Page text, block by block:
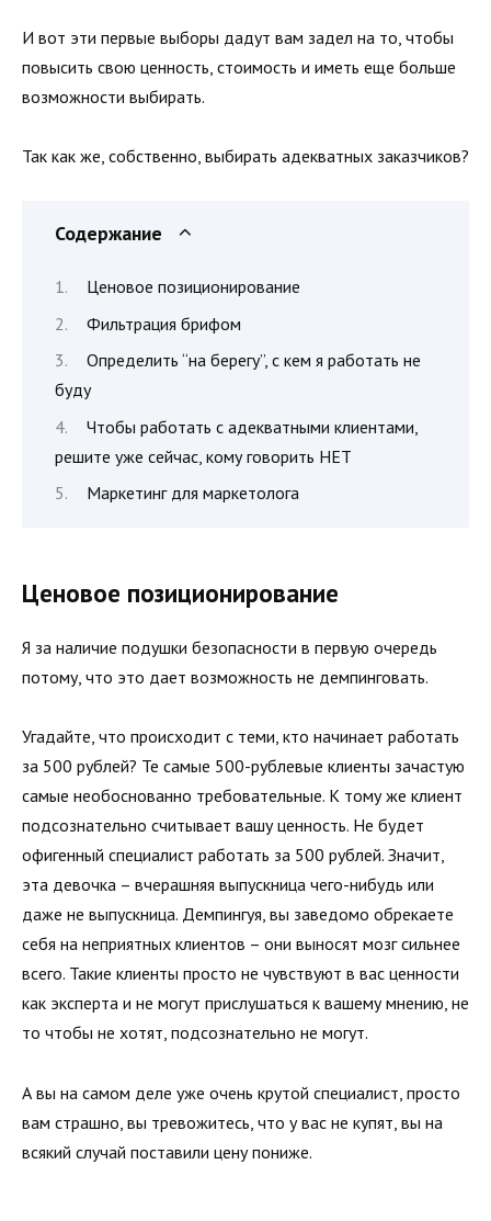
И вот эти первые выборы дадут вам задел на то, чтобы
повысить свою ценность, стоимость и иметь еще больше
возможности выбирать.
Так как же, собственно, выбирать адекватных заказчиков?
Содержание
Ценовое позиционирование
Фильтрация брифом
Определить “на берегу”, с кем я работать не
буду
Чтобы работать с адекватными клиентами,
решите уже сейчас, кому говорить НЕТ
Маркетинг для маркетолога
Ценовое позиционирование
Я за наличие подушки безопасности в первую очередь
потому, что это дает возможность не демпинговать.
Угадайте, что происходит с теми, кто начинает работать
за 500 рублей? Те самые 500-рублевые клиенты зачастую
самые необоснованно требовательные. К тому же клиент
подсознательно считывает вашу ценность. Не будет
офигенный специалист работать за 500 рублей. Значит,
эта девочка – вчерашняя выпускница чего-нибудь или
даже не выпускница. Демпингуя, вы заведомо обрекаете
себя на неприятных клиентов – они выносят мозг сильнее
всего. Такие клиенты просто не чувствуют в вас ценности
как эксперта и не могут прислушаться к вашему мнению, не
то чтобы не хотят, подсознательно не могут.
А вы на самом деле уже очень крутой специалист, просто
вам страшно, вы тревожитесь, что у вас не купят, вы на
всякий случай поставили цену пониже.